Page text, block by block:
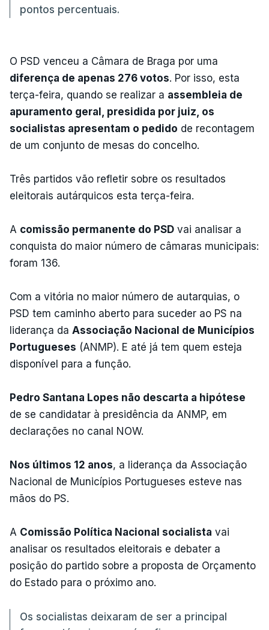
pontos percentuais.
O PSD venceu a Câmara de Braga por uma
diferença de apenas 276 votos. Por isso, esta
terça-feira, quando se realizar a assembleia de
apuramento geral, presidida por juiz, os
socialistas apresentam o pedido de recontagem
de um conjunto de mesas do concelho.
Três partidos vão refletir sobre os resultados
eleitorais autárquicos esta terça-feira.
A comissão permanente do PSD vai analisar a
conquista do maior número de câmaras municipais:
foram 136.
Com a vitória no maior número de autarquias, o
PSD tem caminho aberto para suceder ao PS na
liderança da Associação Nacional de Municípios
Portugueses (ANMP). E até já tem quem esteja
disponível para a função.
Pedro Santana Lopes não descarta a hipótese
de se candidatar à presidência da ANMP, em
declarações no canal NOW.
Nos últimos 12 anos, a liderança da Associação
Nacional de Municípios Portugueses esteve nas
mãos do PS.
A Comissão Política Nacional socialista vai
analisar os resultados eleitorais e debater a
posição do partido sobre a proposta de Orçamento
do Estado para o próximo ano.
Os socialistas deixaram de ser a principal